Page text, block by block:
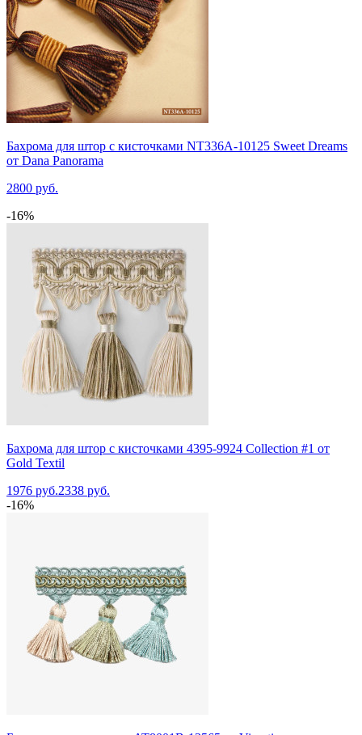
Бахрома для штор с кисточками NT336A-10125 Sweet Dreams
от Dana Panorama
2800 руб.
-16%
Бахрома для штор с кисточками 4395-9924 Collection #1 от
Gold Textil
1976 руб.2338 руб.
-16%